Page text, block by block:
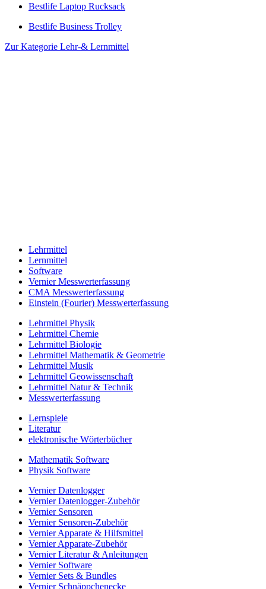
Bestlife Laptop Rucksack
Bestlife Business Trolley
Zur Kategorie Lehr-& Lernmittel
Lehrmittel
Lernmittel
Software
Vernier Messwerterfassung
CMA Messwerterfassung
Einstein (Fourier) Messwerterfassung
Lehrmittel Physik
Lehrmittel Chemie
Lehrmittel Biologie
Lehrmittel Mathematik & Geometrie
Lehrmittel Musik
Lehrmittel Geowissenschaft
Lehrmittel Natur & Technik
Messwerterfassung
Lernspiele
Literatur
elektronische Wörterbücher
Mathematik Software
Physik Software
Vernier Datenlogger
Vernier Datenlogger-Zubehör
Vernier Sensoren
Vernier Sensoren-Zubehör
Vernier Apparate & Hilfsmittel
Vernier Apparate-Zubehör
Vernier Literatur & Anleitungen
Vernier Software
Vernier Sets & Bundles
Vernier Schnäppchenecke